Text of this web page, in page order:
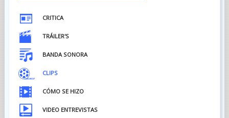
CRITICA
TRÁILER'S
BANDA SONORA
CLIPS
CÓMO SE HIZO
VIDEO ENTREVISTAS